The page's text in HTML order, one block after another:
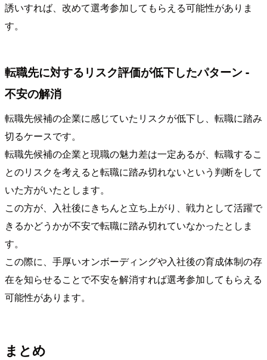
誘いすれば、改めて選考参加してもらえる可能性がありま
す。
転職先に対するリスク評価が低下したパターン -
不安の解消
転職先候補の企業に感じていたリスクが低下し、転職に踏み
切るケースです。
転職先候補の企業と現職の魅力差は一定あるが、転職するこ
とのリスクを考えると転職に踏み切れないという判断をして
いた方がいたとします。
この方が、入社後にきちんと立ち上がり、戦力として活躍で
きるかどうかが不安で転職に踏み切れていなかったとしま
す。
この際に、手厚いオンボーディングや入社後の育成体制の存
在を知らせることで不安を解消すれば選考参加してもらえる
可能性があります。
まとめ